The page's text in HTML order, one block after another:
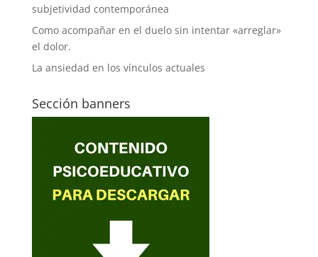
subjetividad contemporánea
Como acompañar en el duelo sin intentar «arreglar»
el dolor.
La ansiedad en los vínculos actuales
Sección banners